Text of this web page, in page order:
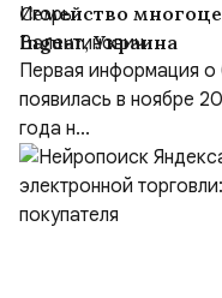
Семейство
Inguar, Украина
Первая информация
появилась в ноябре
года н...